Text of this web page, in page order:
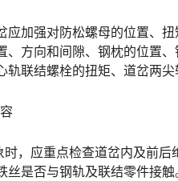
应加强对防松螺母的位置、
、方向和间隙、钢枕的位置
轨联结螺栓的扭矩、道岔两尖
时，应重点检查道岔内及前
丝是否与钢轨及联结零件接